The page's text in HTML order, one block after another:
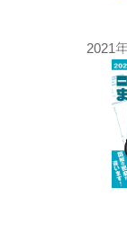
2021